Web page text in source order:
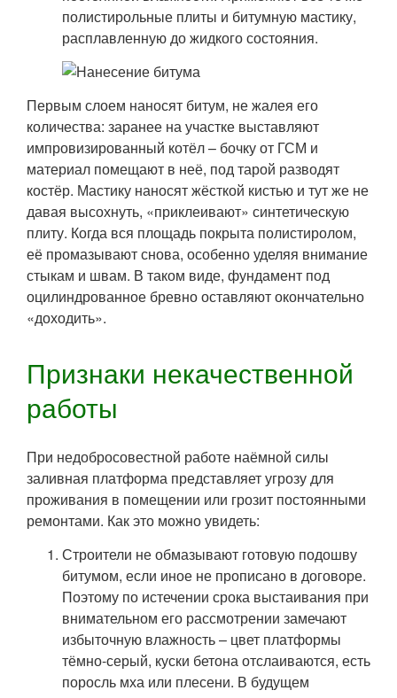
полистирольные плиты и битумную мастику,
расплавленную до жидкого состояния.
Первым слоем наносят битум, не жалея его
количества: заранее на участке выставляют
импровизированный котёл – бочку от ГСМ и
материал помещают в неё, под тарой разводят
костёр. Мастику наносят жёсткой кистью и тут же не
давая высохнуть, «приклеивают» синтетическую
плиту. Когда вся площадь покрыта полистиролом,
её промазывают снова, особенно уделяя внимание
стыкам и швам. В таком виде, фундамент под
оцилиндрованное бревно оставляют окончательно
«доходить».
Признаки некачественной
работы
При недобросовестной работе наёмной силы
заливная платформа представляет угрозу для
проживания в помещении или грозит постоянными
ремонтами. Как это можно увидеть:
Строители не обмазывают готовую подошву
битумом, если иное не прописано в договоре.
Поэтому по истечении срока выстаивания при
внимательном его рассмотрении замечают
избыточную влажность – цвет платформы
тёмно-серый, куски бетона отслаиваются, есть
поросль мха или плесени. В будущем